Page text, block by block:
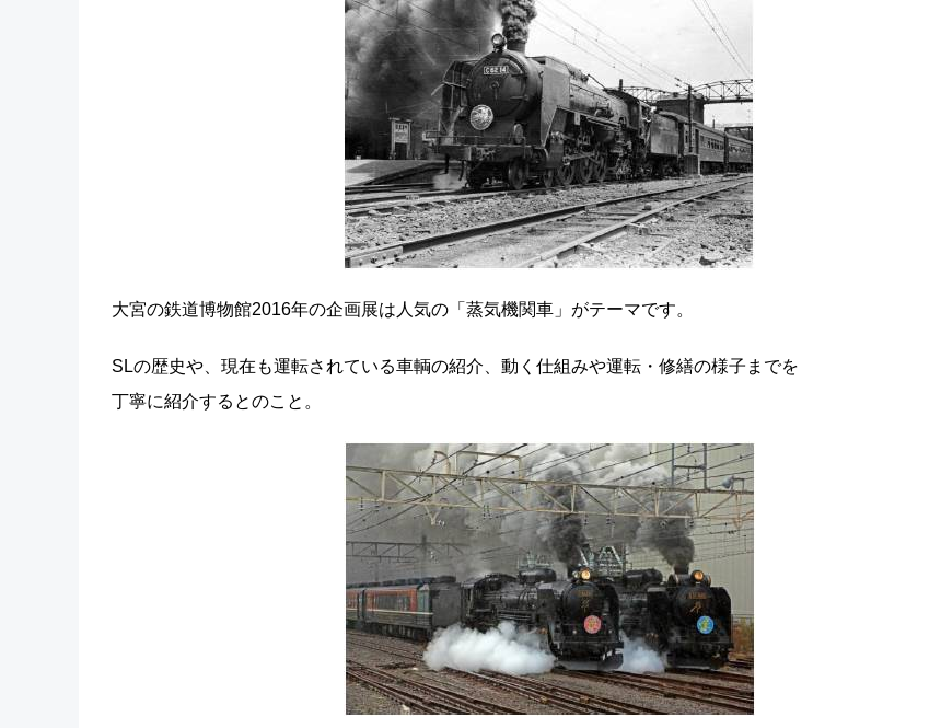
大宮の鉄道博物館2016年の企画展は人気の「蒸気機関車」がテーマです。
SLの歴史や、現在も運転されている車輌の紹介、動く仕組みや運転・修繕の様子までを
丁寧に紹介するとのこと。